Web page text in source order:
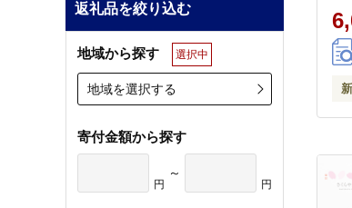
返礼品を絞り込む
地域から探す 選択中
地域を選択する
寄付金額から探す
円
～
円